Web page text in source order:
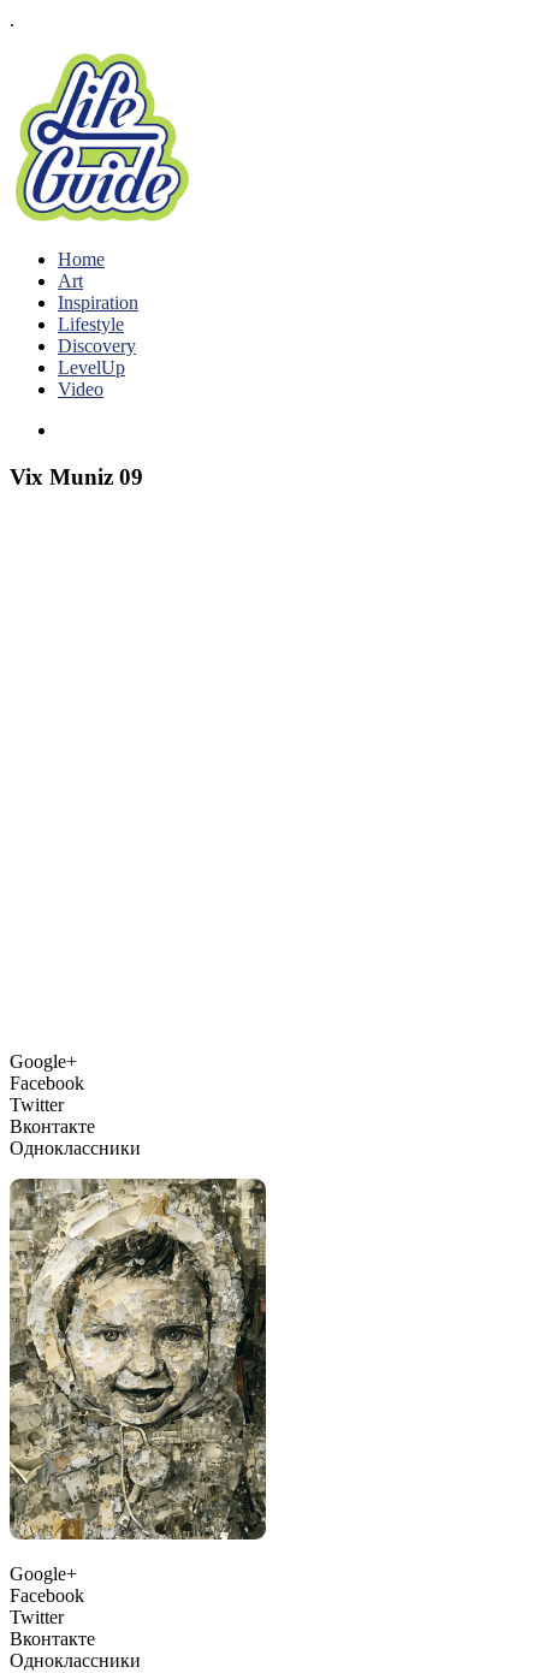
.
Home
Art
Inspiration
Lifestyle
Discovery
LevelUp
Video
Vix Muniz 09
Google+
Facebook
Twitter
Вконтакте
Одноклассники
Google+
Facebook
Twitter
Вконтакте
Одноклассники